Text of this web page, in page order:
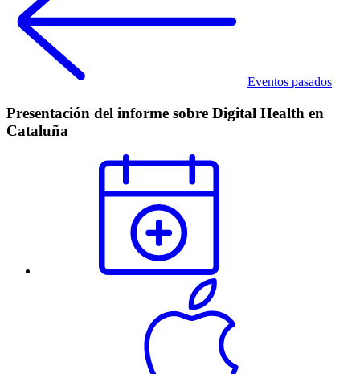
Eventos pasados
Presentación del informe sobre Digital Health en
Cataluña